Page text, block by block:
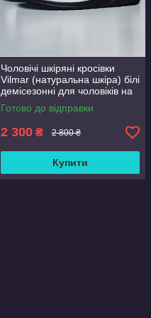
Чоловічі шкіряні кросівки
Vilmar (натуральна шкіра) білі
демісезонні для чоловіків на
весну осінь, розмір 39 40 41
42 43 44 45 46
Готово до відправки
2 300 ₴ 2 800 ₴
Купити